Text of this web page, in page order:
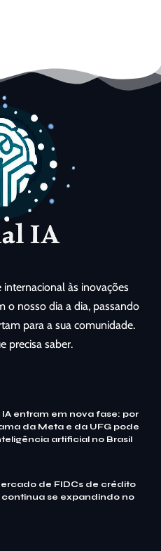
às inovações
o nosso dia a dia, passando
para a sua comunidade.
precisa saber.
entram em nova fase: por
da Meta e da UFG pode
artificial no Brasil
de FIDCs de crédito
se expandindo no